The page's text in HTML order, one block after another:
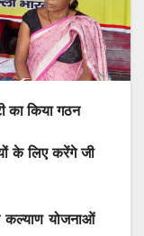
का किया गठन
के लिए करेंगे जी
कल्याण योजनाओं